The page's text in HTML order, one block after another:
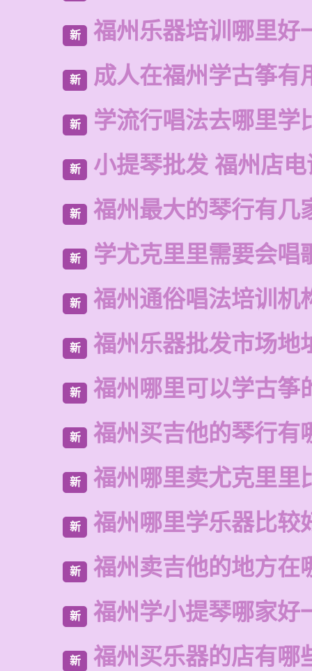
新 福州乐器培训哪里好
新 成人在福州学古筝有
新 学流行唱法去哪里学
新 小提琴批发 福州店
新 福州最大的琴行有几
新 学尤克里里需要会唱
新 福州通俗唱法培训机
新 福州乐器批发市场地
新 福州哪里可以学古筝
新 福州买吉他的琴行有
新 福州哪里卖尤克里里
新 福州哪里学乐器比较
新 福州卖吉他的地方在
新 福州学小提琴哪家好
新 福州买乐器的店有哪